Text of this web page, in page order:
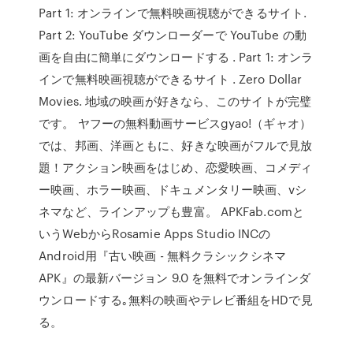
Part 1: オンラインで無料映画視聴ができるサイト.
Part 2: YouTube ダウンローダーで YouTube の動
画を自由に簡単にダウンロードする . Part 1: オンラ
インで無料映画視聴ができるサイト . Zero Dollar
Movies. 地域の映画が好きなら、このサイトが完璧
です。 ヤフーの無料動画サービスgyao!（ギャオ）
では、邦画、洋画ともに、好きな映画がフルで見放
題！アクション映画をはじめ、恋愛映画、コメディ
ー映画、ホラー映画、ドキュメンタリー映画、vシ
ネマなど、ラインアップも豊富。 APKFab.comと
いうWebからRosamie Apps Studio INCの
Android用『古い映画 - 無料クラシックシネマ
APK』の最新バージョン 9.0 を無料でオンラインダ
ウンロードする｡無料の映画やテレビ番組をHDで見
る。